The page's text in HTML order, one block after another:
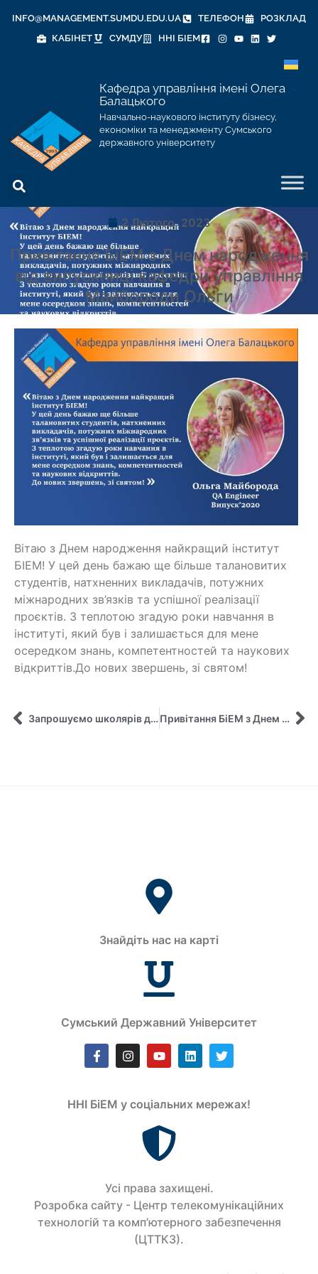
INFO@MANAGEMENT.SUMDU.EDU.UA ТЕЛЕФОН
РОЗКЛАД
КАБІНЕТ
СУМДУ ННІ БІЕМ
Кафедра управління імені Олега
Балацького
Навчально-наукового інституту бізнесу,
економіки та менеджменту Сумського
державного університету
2 Лютого, 2023
Привітання БіЕМ з Днем народження
від випускниці кафедри управління
Майбороди Ольги
Вітаю з Днем народження найкращий інститут
БІЕМ! У цей день бажаю ще більше талановитих
студентів, натхненних викладачів, потужних
міжнародних зв’язків та успішної реалізації
проєктів. З теплотою згадую роки навчання в
інституті, який був і залишається для мене
осередком знань, компетентностей та наукових
відкриттів.До нових звершень, зі святом!
Запрошуємо школярів до “Школи лідерів змін” Привітання БіЕМ з Днем народження від випускниці кафедри управління Мальонкіної Інни
Знайдіть нас на карті
Сумський Державний Університет
ННІ БіЕМ у соціальних мережах!
Усi права захищенi.
Розробка сайту - Центр телекомунікаційних
технологій та комп’ютерного забезпечення
(ЦТТКЗ).